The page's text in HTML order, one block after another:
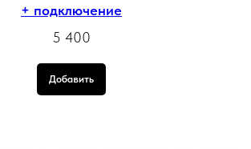
+ подключение
5 400
Добавить